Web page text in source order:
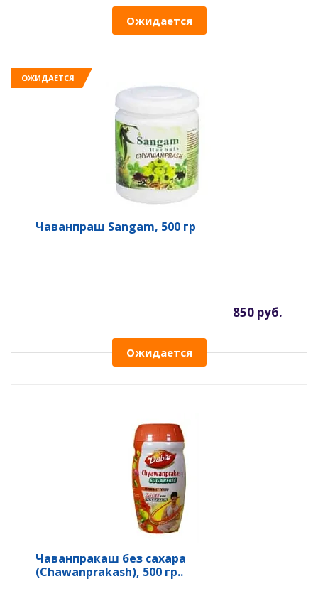
Ожидается
ОЖИДАЕТСЯ
Чаванпраш Sangam, 500 гр
850 руб.
Ожидается
Чаванпракаш без сахара
(Chawanprakash), 500 гр..